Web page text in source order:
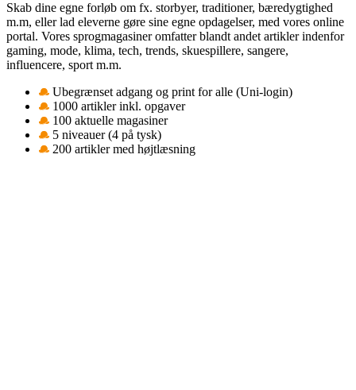
Skab dine egne forløb om fx. storbyer, traditioner, bæredygtighed
m.m, eller lad eleverne gøre sine egne opdagelser, med vores online
portal. Vores sprogmagasiner omfatter blandt andet artikler indenfor
gaming, mode, klima, tech, trends, skuespillere, sangere,
influencere, sport m.m.
Ubegrænset adgang og print for alle (Uni-login)
1000 artikler inkl. opgaver
100 aktuelle magasiner
5 niveauer (4 på tysk)
200 artikler med højtlæsning